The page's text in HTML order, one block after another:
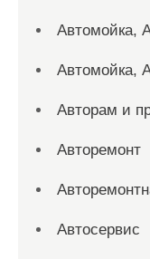
Автомойка,
Автомойка,
Авторам и
Авторемонт
Автосервис